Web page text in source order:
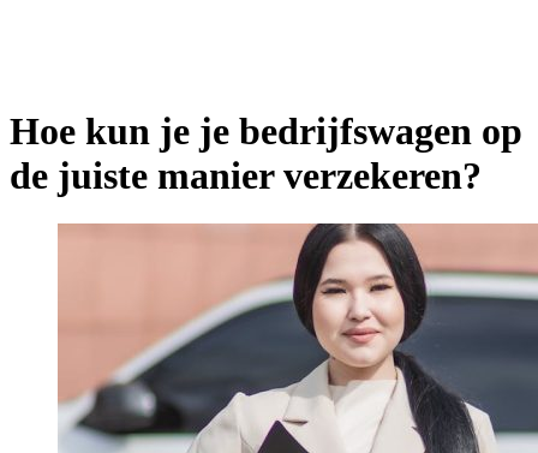
Hoe kun je je bedrijfswagen op
de juiste manier verzekeren?